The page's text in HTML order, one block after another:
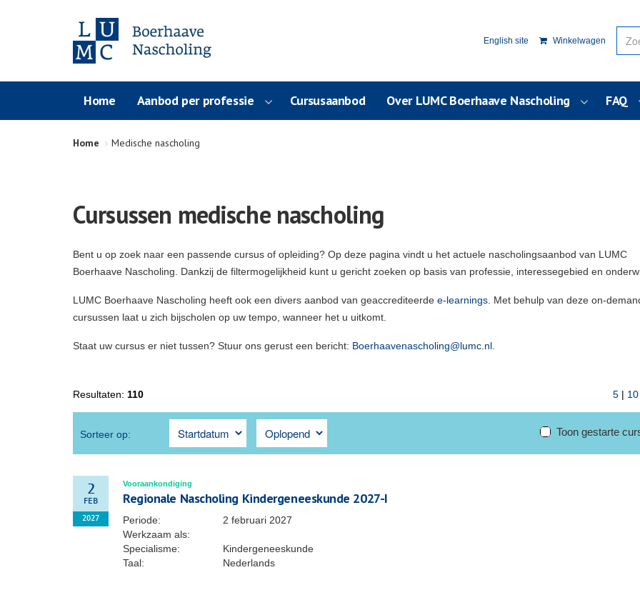
English site Winkelwagen
Home Aanbod per professie Cursusaanbod Over LUMC Boerhaave Nascholing FAQ
Home Medische nascholing
Cursussen medische nascholing
Bent u op zoek naar een passende cursus of opleiding? Op deze pagina vindt u het actuele nascholingsaanbod van LUMC
Boerhaave Nascholing. Dankzij de filtermogelijkheid kunt u gericht zoeken op basis van professie, interessegebied en
LUMC Boerhaave Nascholing heeft ook een divers aanbod van geaccrediteerde e-learnings . Met behulp van deze on-
cursussen laat u zich bijscholen op uw tempo, wanneer het u uitkomt.
Staat uw cursus er niet tussen? Stuur ons gerust een bericht: Boerhaavenascholing@lumc.nl
Resultaten: 110 5| 10
Sorteer op: Toon gestarte
2
FEB
2027
Vooraankondiging
Regionale Nascholing Kindergeneeskunde 2027-I
Periode:
2 februari 2027
Werkzaam als:
Specialisme:
Kindergeneeskunde
Taal:
Nederlands